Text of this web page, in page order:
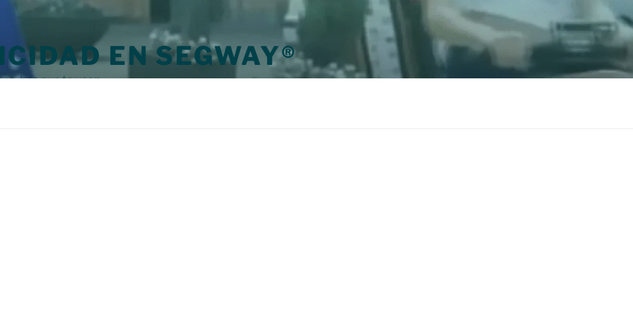
EN SEGWAY®
haz que te vean